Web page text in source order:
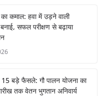
कमाल: हवा में उड़ने वाली
सफल परीक्षण से बढ़ाया
15 बड़े फैसले: गौ पालन योजना का
तक वेतन भुगतान अनिवार्य